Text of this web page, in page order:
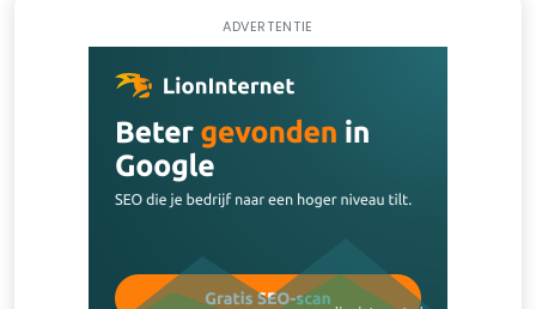
ADVERTENTIE